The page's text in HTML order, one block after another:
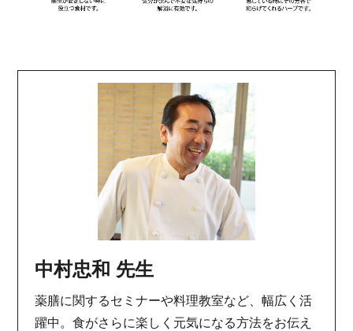
中村忠和 先生
薬膳に関するセミナーや料理教室など、幅広く活
躍中。食がさらに楽しく元気になる方法をお伝え